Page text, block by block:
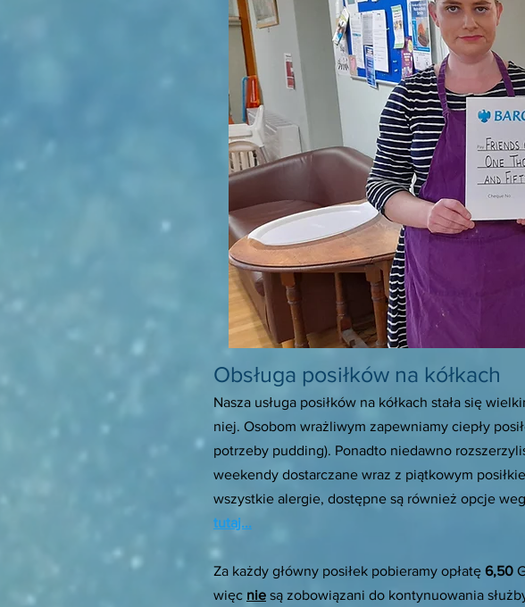
Obsługa posiłków na kółkach
Nasza usługa posiłków na kółkach stała się
niej. Osobom wrażliwym zapewniamy ciepły
potrzeby pudding). Ponadto niedawno
weekendy dostarczane wraz z piątkowym
wszystkie alergie, dostępne są również opcje
tutaj...
Za każdy główny posiłek pobieramy opłatę 6,50
więc nie są zobowiązani do kontynuowania